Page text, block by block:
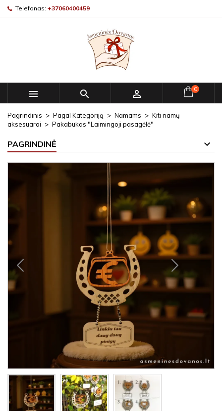
Telefonas: +37060400459
   0
Pagrindinis Pagal Kategoriją Namams
Kiti namų
aksesuarai
Pakabukas "Laimingoji pasagėlė"
PAGRINDINĖ